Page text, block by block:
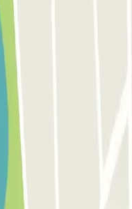
Parking Gare Montparnasse
P4 Longue Durée
Aéroport Beauvais
Parclick.